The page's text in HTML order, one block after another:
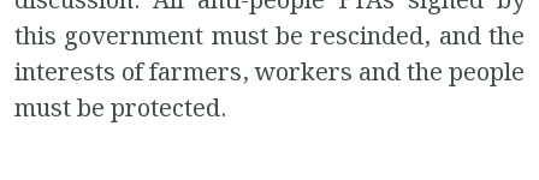
this government must be rescinded, and the
interests of farmers, workers and the people
must be protected.